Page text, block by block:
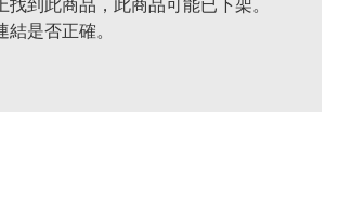
是否正確。